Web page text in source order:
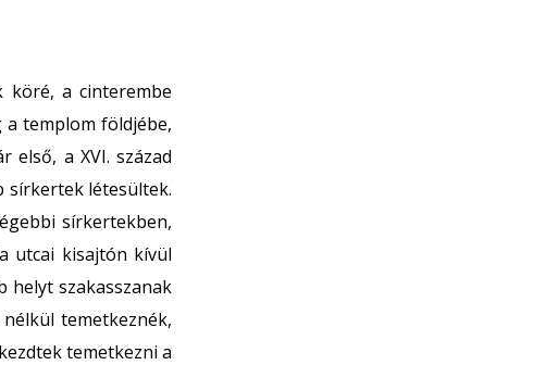
köré, a cinterembe
a templom földjébe,
első, a XVI. század
sírkertek létesültek.
sírkertekben,
utcai kisajtón kívül
helyt szakasszanak
temetkeznék,
temetkezni a